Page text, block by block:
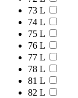
73 L
74 L
75 L
76 L
77 L
78 L
81 L
82 L